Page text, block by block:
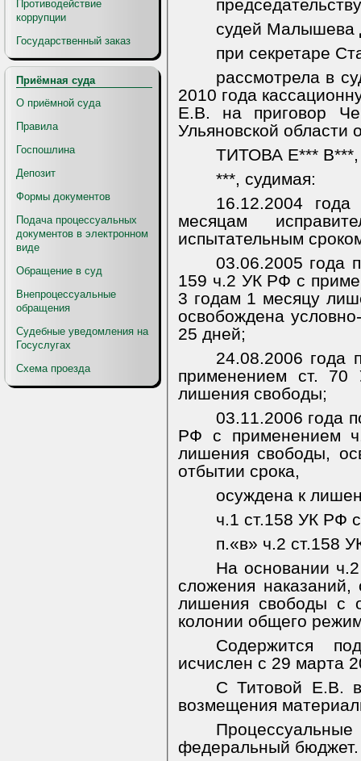
Противодействие
коррупции
Государственный заказ
Приёмная суда
О приёмной суда
Правила
Госпошлина
Депозит
Формы документов
Подача процессуальных
документов в электронном
виде
Обращение в суд
Внепроцессуальные
обращения
Судебные уведомления на
Госуслугах
Схема проезда
судей Малышева
при секретаре
рассмотрела в
2010 года
Е.В. на приговор
Ульяновской области
ТИТОВА Е*** В***,
***, судимая:
16.12.2004
месяцам
испытательным
03.06.2005 года
159 ч.2 УК РФ с
3 годам 1 месяцу
освобождена
25 дней;
24.08.2006
применением ст.
лишения свободы;
03.11.2006 года
РФ с применением
лишения свободы,
отбытии срока,
осуждена к
ч.1 ст.158 УК РФ
п.«в» ч.2 ст.158
На основании
сложения наказаний,
лишения свободы с
колонии общего
Содержится
исчислен с 29 марта
С Титовой Е.В.
возмещения
федеральный бюджет.